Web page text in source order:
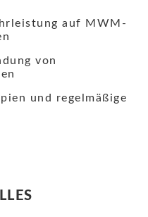
auf MWM-
von
und regelmäßige